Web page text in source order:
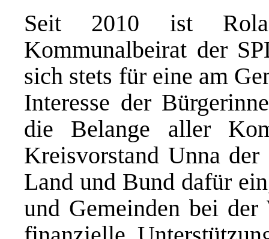
Seit 2010 ist
Kommunalbeirat der
sich stets für eine am
Interesse der
die Belange aller
Kreisvorstand Unna
Land und Bund dafür
und Gemeinden bei der